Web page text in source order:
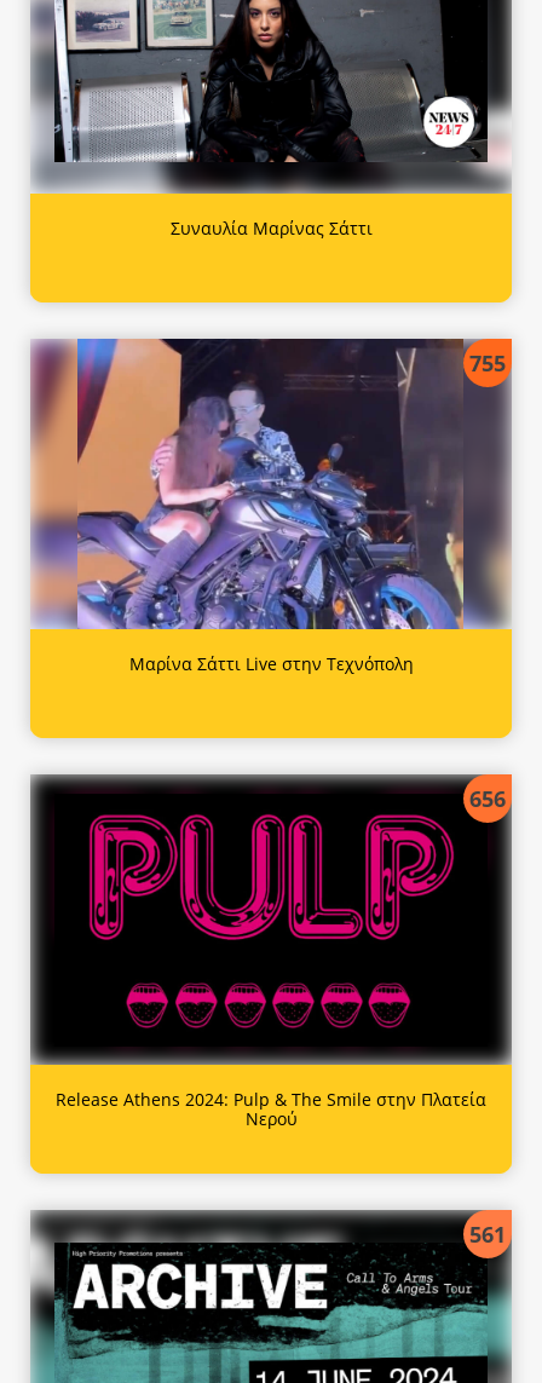
Συναυλία Μαρίνας Σάττι
755
Μαρίνα Σάττι Live στην Τεχνόπολη
656
Release Athens 2024: Pulp & The Smile στην Πλατεία
Νερού
561